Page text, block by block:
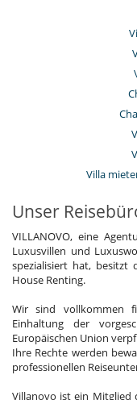
Villa
Unser
VILLANOVO, eine
Luxusvillen und
spezialisiert hat, besitzt
House Renting.
Wir sind vollkommen
Einhaltung der
Europäischen Union
Ihre Rechte werden
professionellen
Villanovo ist ein Mitglied